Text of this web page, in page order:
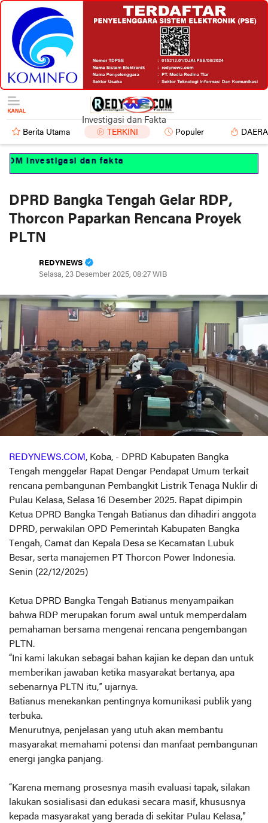
Investigasi dan Fakta
Berita Utama TERKINI Populer
Investigasi dan fakta
DPRD Bangka Tengah Gelar RDP,
Thorcon Paparkan Rencana Proyek
PLTN
REDYNEWS
Selasa, 23 Desember 2025, 08:27 WIB
REDYNEWS.COM, Koba, - DPRD Kabupaten Bangka
Tengah menggelar Rapat Dengar Pendapat Umum terkait
rencana pembangunan Pembangkit Listrik Tenaga Nuklir di
Pulau Kelasa, Selasa 16 Desember 2025. Rapat dipimpin
Ketua DPRD Bangka Tengah Batianus dan dihadiri anggota
DPRD, perwakilan OPD Pemerintah Kabupaten Bangka
Tengah, Camat dan Kepala Desa se Kecamatan Lubuk
Besar, serta manajemen PT Thorcon Power Indonesia.
Senin (22/12/2025)
Ketua DPRD Bangka Tengah Batianus menyampaikan
bahwa RDP merupakan forum awal untuk memperdalam
pemahaman bersama mengenai rencana pengembangan
PLTN.
“Ini kami lakukan sebagai bahan kajian ke depan dan untuk
memberikan jawaban ketika masyarakat bertanya, apa
sebenarnya PLTN itu,” ujarnya.
Batianus menekankan pentingnya komunikasi publik yang
terbuka.
Menurutnya, penjelasan yang utuh akan membantu
masyarakat memahami potensi dan manfaat pembangunan
energi jangka panjang.
“Karena memang prosesnya masih evaluasi tapak, silakan
lakukan sosialisasi dan edukasi secara masif, khususnya
kepada masyarakat yang berada di sekitar Pulau Kelasa,”